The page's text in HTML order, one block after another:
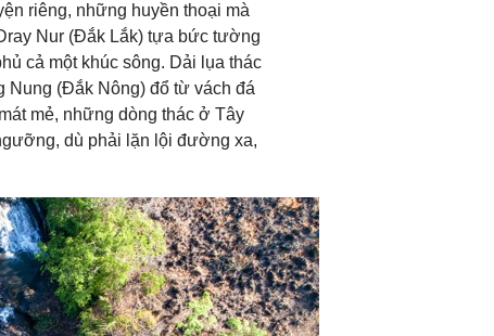
riêng, những huyền thoại mà
Nur (Đắk Lắk) tựa bức tường
cả một khúc sông. Dải lụa thác
Nung (Đắk Nông) đổ từ vách đá
mẻ, những dòng thác ở Tây
dù phải lặn lội đường xa,